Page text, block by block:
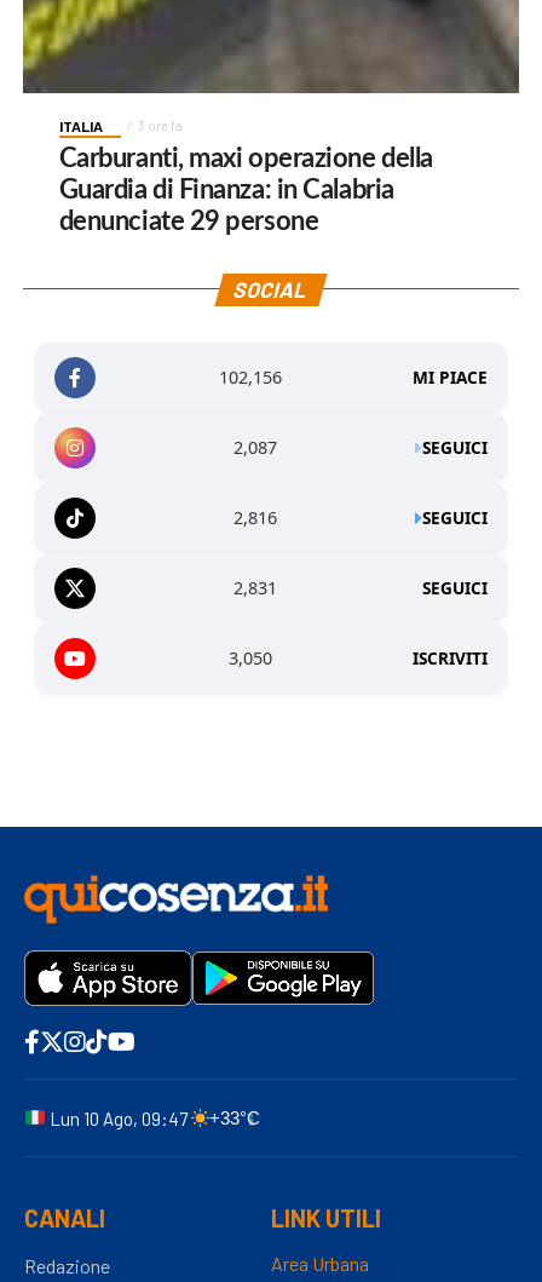
ITALIA 3 ore fa
Carburanti, maxi operazione della
Guardia di Finanza: in Calabria
denunciate 29 persone
SOCIAL
102,156 MI PIACE
2,087 SEGUICI
2,816 SEGUICI
2,831 SEGUICI
3,050 ISCRIVITI
Lun 10 Ago, 09:47 +33°C
CANALI
Redazione
LINK UTILI
Area Urbana